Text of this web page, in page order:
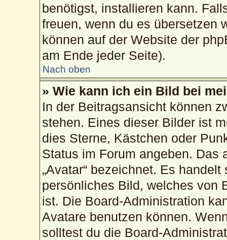
benötigst, installieren kann.
freuen, wenn du es übersetzen
können auf der Website der
am Ende jeder Seite).
Nach oben
» Wie kann ich ein Bild bei
In der Beitragsansicht können
stehen. Eines dieser Bilder ist
dies Sterne, Kästchen oder
Status im Forum angeben. Das
„Avatar“ bezeichnet. Es
persönliches Bild, welches von
ist. Die Board-Administration
Avatare benutzen können.
solltest du die Board-